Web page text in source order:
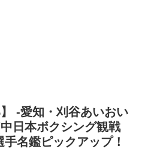
-愛知・刈谷あいおい
日本ボクシング観戦
名鑑ピックアップ！